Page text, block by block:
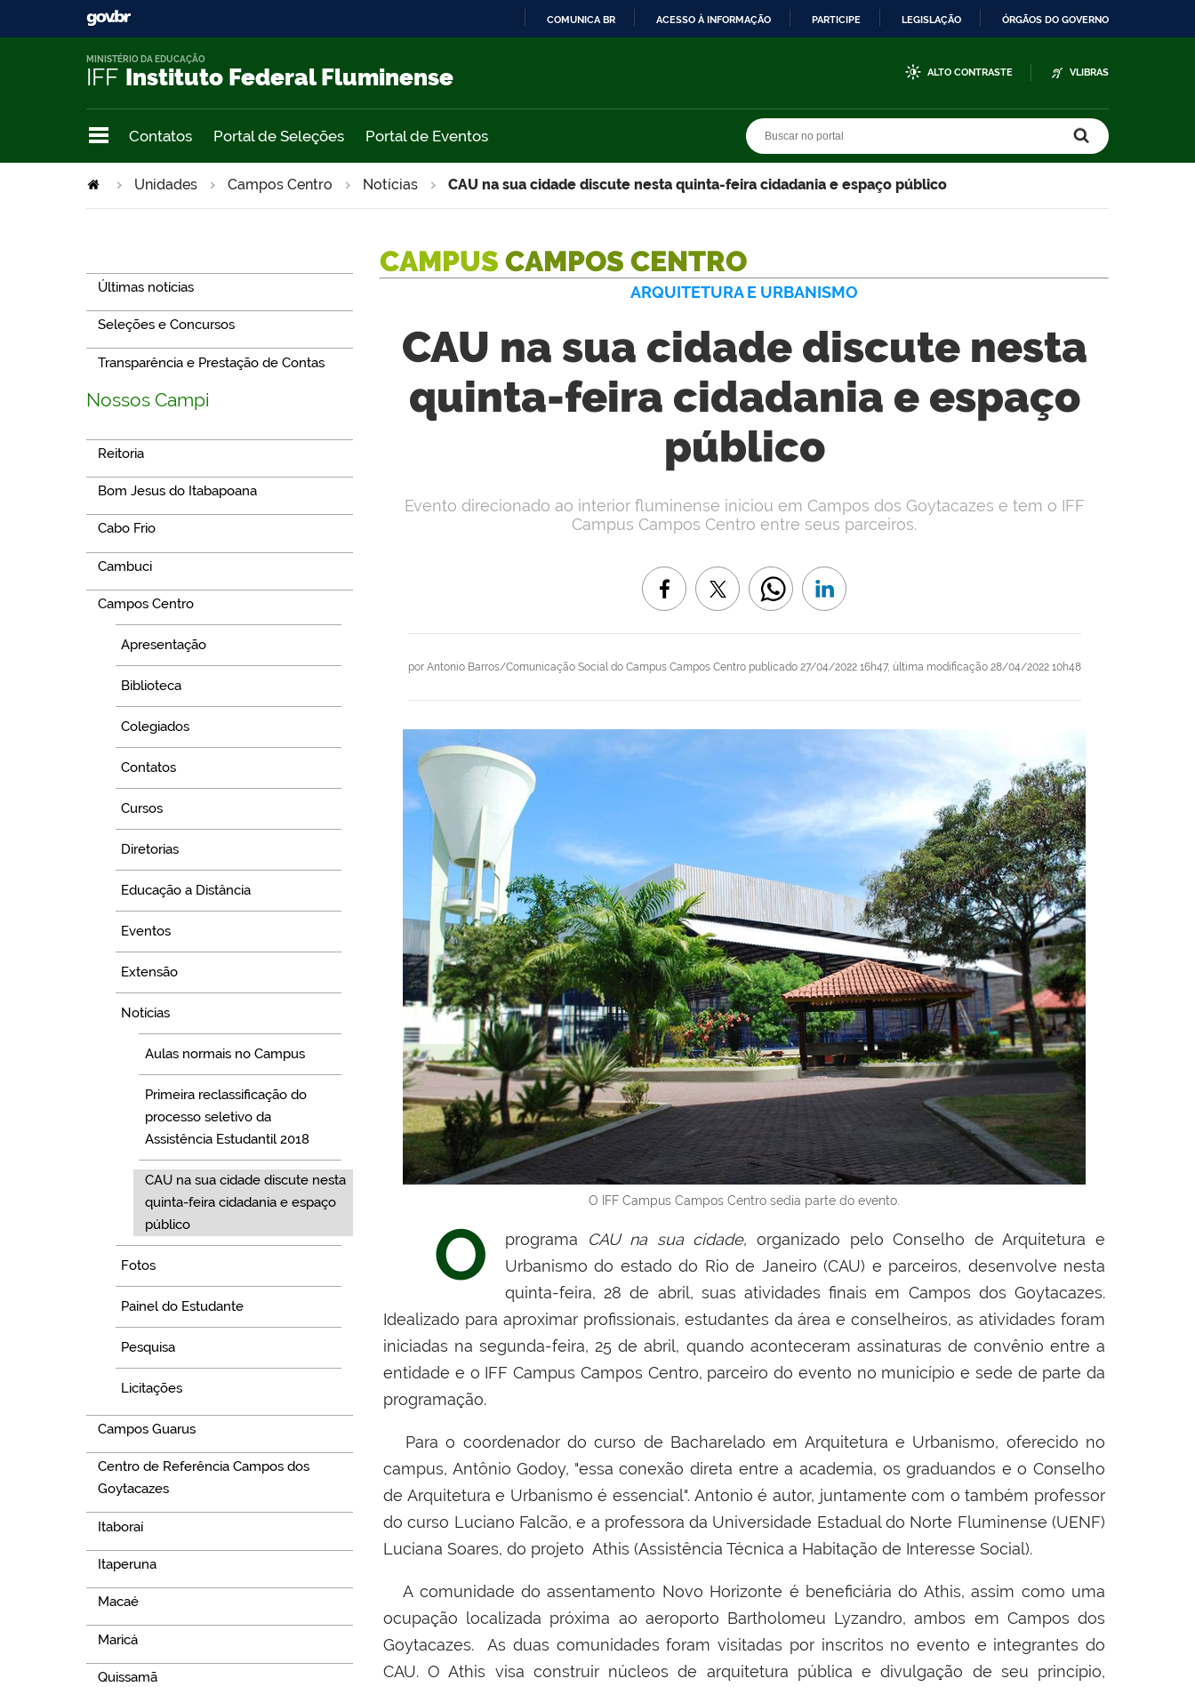
COMUNICA BR ACESSO À INFORMAÇÃO PARTICIPE LEGISLAÇÃO ÓRGÃOS DO GOVERNO
IFF Instituto Federal Fluminense
MINISTÉRIO DA EDUCAÇÃO
ALTO CONTRASTE VLIBRAS
Contatos Portal de Seleções Portal de Eventos
Unidades Campos Centro Notícias CAU na sua cidade discute nesta quinta-feira cidadania e espaço público
Últimas notícias
Seleções e Concursos
Transparência e Prestação de Contas
Nossos Campi
Reitoria
Bom Jesus do Itabapoana
Cabo Frio
Cambuci
Campos Centro
Apresentação
Biblioteca
Colegiados
Contatos
Cursos
Diretorias
Educação a Distância
Eventos
Extensão
Notícias
Aulas normais no Campus
Primeira reclassificação do
processo seletivo da
Assistência Estudantil 2018
CAU na sua cidade discute nesta
quinta-feira cidadania e espaço
público
Fotos
Painel do Estudante
Pesquisa
Licitações
Campos Guarus
Centro de Referência Campos dos
Goytacazes
Itaboraí
Itaperuna
Macaé
Maricá
Quissamã
CAMPUS CAMPOS CENTRO
ARQUITETURA E URBANISMO
CAU na sua cidade discute nesta
quinta-feira cidadania e espaço
público
por Antonio Barros/Comunicação Social do Campus Campos Centro publicado27/04/2022 16h47, última modificação28/04/2022 10h48
Evento direcionado ao interior fluminense iniciou em Campos dos Goytacazes e tem o IFF
Campus Campos Centro entre seus parceiros.
O IFF Campus Campos Centro sedia parte do evento.
O programa CAU na sua cidade, organizado pelo Conselho de Arquitetura e
Urbanismo do estado do Rio de Janeiro (CAU) e parceiros, desenvolve nesta
quinta-feira, 28 de abril, suas atividades finais em Campos dos Goytacazes.
Idealizado para aproximar profissionais, estudantes da área e conselheiros, as atividades foram
iniciadas na segunda-feira, 25 de abril, quando aconteceram assinaturas de convênio entre a
entidade e o IFF Campus Campos Centro, parceiro do evento no município e sede de parte da
programação.
Para o coordenador do curso de Bacharelado em Arquitetura e Urbanismo, oferecido no
campus, Antônio Godoy, "essa conexão direta entre a academia, os graduandos e o Conselho
de Arquitetura e Urbanismo é essencial". Antonio é autor, juntamente com o também professor
do curso Luciano Falcão, e a professora da Universidade Estadual do Norte Fluminense (UENF)
Luciana Soares, do projeto Athis (Assistência Técnica a Habitação de Interesse Social).
A comunidade do assentamento Novo Horizonte é beneficiária do Athis, assim como uma
ocupação localizada próxima ao aeroporto Bartholomeu Lyzandro, ambos em Campos dos
Goytacazes. As duas comunidades foram visitadas por inscritos no evento e integrantes do
CAU. O Athis visa construir núcleos de arquitetura pública e divulgação de seu princípio,